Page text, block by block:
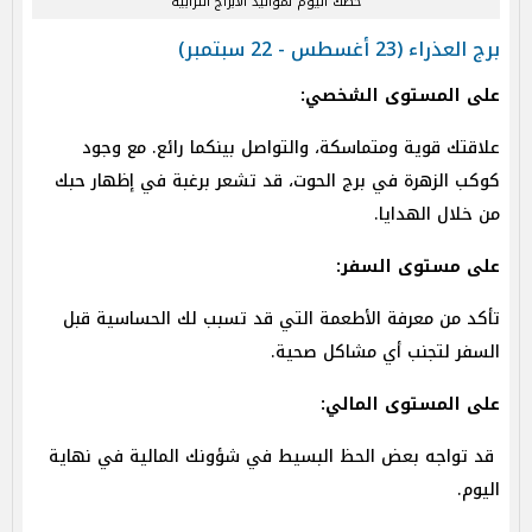
برج العذراء (23 أغسطس - 22 سبتمبر)
على المستوى الشخصي:
علاقتك قوية ومتماسكة، والتواصل بينكما رائع. مع وجود
كوكب الزهرة في برج الحوت، قد تشعر برغبة في إظهار حبك
من خلال الهدايا.
على مستوى السفر:
تأكد من معرفة الأطعمة التي قد تسبب لك الحساسية قبل
السفر لتجنب أي مشاكل صحية.
على المستوى المالي:
قد تواجه بعض الحظ البسيط في شؤونك المالية في نهاية
اليوم.